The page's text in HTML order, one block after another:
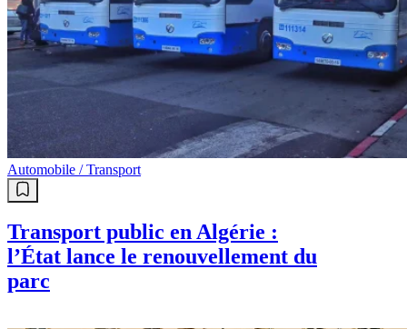
Automobile / Transport
Transport public en Algérie :
l’État lance le renouvellement du